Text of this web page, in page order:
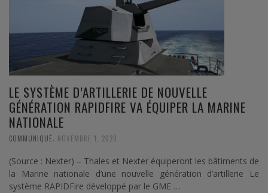
LE SYSTÈME D’ARTILLERIE DE NOUVELLE
GÉNÉRATION RAPIDFIRE VA ÉQUIPER LA MARINE
NATIONALE
COMMUNIQUÉ NOVEMBRE 1, 2020
(Source : Nexter) – Thales et Nexter équiperont les bâtiments de
la Marine nationale d’une nouvelle génération d’artillerie Le
système RAPIDFire développé par le GME …